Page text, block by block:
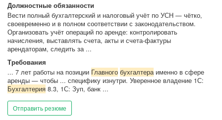
Должностные обязанности
Вести полный бухгалтерский и налоговый учёт по УСН — чётко,
своевременно и в полном соответствии с законодательством.
Организовать учёт операций по аренде: контролировать
начисления, выставлять счета, акты и счета‑фактуры
арендаторам, следить за ...
Требования
... 7 лет работы на позиции Главного бухгалтераименно в сфере
аренды — чтобы ... специфику изнутри. Уверенное владение 1С:
Бухгалтерия 8.3, 1С: Зуп, банк ...
Отправить резюме